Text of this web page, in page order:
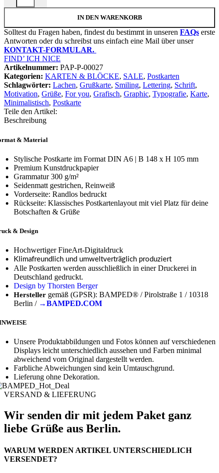
IN DEN WARENKORB
Solltest du Fragen haben, findest du bestimmt in unseren FAQs erste
Antworten oder du schreibst uns einfach eine Mail über unser
KONTAKT-FORMULAR.
FIND’ ICH NICE
Artikelnummer: PAP-P-00027
Kategorien: KARTEN & BLÖCKE, SALE, Postkarten
Schlagwörter: Lachen, Grußkarte, Smiling, Lettering, Schrift,
Motivation, Grüße, For you, Grafisch, Graphic, Typografie, Karte,
Minimalistisch, Postkarte
Teile den Artikel:
Beschreibung
& Material
Stylische Postkarte im Format DIN A6 | B 148 x H 105 mm
Premium Kunstdruckpapier
Grammatur 300 g/m²
Seidenmatt gestrichen, Reinweiß
Vorderseite: Randlos bedruckt
Rückseite: Klassisches Postkartenlayout mit viel Platz für deine
Botschaften & Grüße
& Design
Hochwertiger FineArt-Digitaldruck
Klimafreundlich und umweltverträglich produziert
Alle Postkarten werden ausschließlich in einer Druckerei in
Deutschland gedruckt.
Design by Thorsten Berger
Hersteller gemäß (GPSR): BAMPED® / Pirolstraße 1 / 10318
Berlin / →BAMPED.COM
Unsere Produktabbildungen und Fotos können auf verschiedenen
Displays leicht unterschiedlich aussehen und Farben minimal
abweichend vom Original dargestellt werden.
Farbliche Abweichungen sind kein Umtauschgrund.
Lieferung ohne Dekoration.
VERSAND & LIEFERUNG
Wir senden dir mit jedem Paket ganz
liebe Grüße aus Berlin.
WARUM WERDEN ARTIKEL UNTERSCHIEDLICH
VERSENDET?